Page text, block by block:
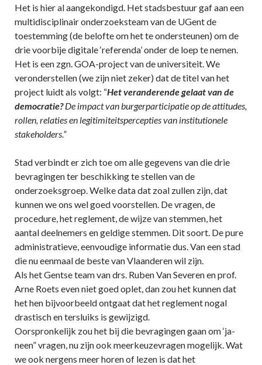
Het is hier al aangekondigd. Het stadsbestuur gaf aan een
multidisciplinair onderzoeksteam van de UGent de
toestemming (de belofte om het te ondersteunen) om de
drie voorbije digitale ‘referenda’ onder de loep te nemen.
Het is een zgn. GOA-project van de universiteit. We
veronderstellen (we zijn niet zeker) dat de titel van het
project luidt als volgt: “Het veranderende gelaat van de
democratie? De impact van burgerparticipatie op de attitudes,
rollen, relaties en legitimiteitspercepties van institutionele
stakeholders.”
Stad verbindt er zich toe om alle gegevens van die drie
bevragingen ter beschikking te stellen van de
onderzoeksgroep. Welke data dat zoal zullen zijn, dat
kunnen we ons wel goed voorstellen. De vragen, de
procedure, het reglement, de wijze van stemmen, het
aantal deelnemers en geldige stemmen. Dit soort. De pure
administratieve, eenvoudige informatie dus. Van een stad
die nu eenmaal de beste van Vlaanderen wil zijn.
Als het Gentse team van drs. Ruben Van Severen en prof.
Arne Roets even niet goed oplet, dan zou het kunnen dat
het hen bijvoorbeeld ontgaat dat het reglement nogal
drastisch en tersluiks is gewijzigd.
Oorspronkelijk zou het bij die bevragingen gaan om ‘ja-
neen” vragen, nu zijn ook meerkeuzevragen mogelijk. Wat
we ook nergens meer horen of lezen is dat het